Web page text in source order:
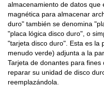
almacenamiento de datos que
magnética para almacenar
duro" también se denomina
"placa lógica disco duro", o
"tarjeta disco duro". Esta es la
menudo verde) adjunta a la
Tarjeta de donantes para
reparar su unidad de disco
reemplazándola.